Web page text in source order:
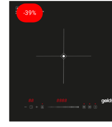
-39%